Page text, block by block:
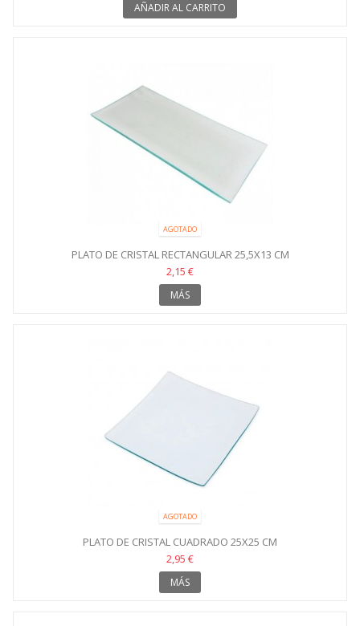
AÑADIR AL CARRITO
AGOTADO
PLATO DE CRISTAL RECTANGULAR 25,5X13 CM
2,15 €
MÁS
AGOTADO
PLATO DE CRISTAL CUADRADO 25X25 CM
2,95 €
MÁS